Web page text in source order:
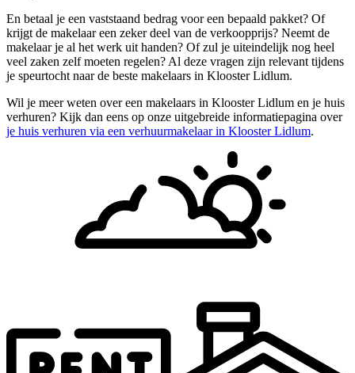
En betaal je een vaststaand bedrag voor een bepaald pakket? Of
krijgt de makelaar een zeker deel van de verkoopprijs? Neemt de
makelaar je al het werk uit handen? Of zul je uiteindelijk nog heel
veel zaken zelf moeten regelen? Al deze vragen zijn relevant tijdens
je speurtocht naar de beste makelaars in Klooster Lidlum.
Wil je meer weten over een makelaars in Klooster Lidlum en je huis
verhuren? Kijk dan eens op onze uitgebreide informatiepagina over
je huis verhuren via een verhuurmakelaar in Klooster Lidlum.